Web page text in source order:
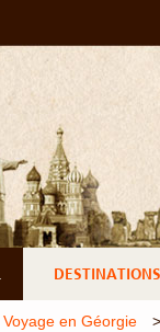
DESTINATIONS
Voyage en Géorgie